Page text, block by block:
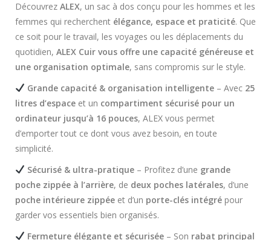
Découvrez ALEX, un sac à dos conçu pour les hommes et les
femmes qui recherchent élégance, espace et praticité. Que
ce soit pour le travail, les voyages ou les déplacements du
quotidien, ALEX Cuir vous offre une capacité généreuse et
une organisation optimale, sans compromis sur le style.
Grande capacité & organisation intelligente– Avec 25
litres d’espace et un compartiment sécurisé pour un
ordinateur jusqu’à 16 pouces, ALEX vous permet
d’emporter tout ce dont vous avez besoin, en toute
simplicité.
Sécurisé & ultra-pratique– Profitez d’une grande
poche zippée à l’arrière, de deux poches latérales, d’une
poche intérieure zippée et d’un porte-clés intégré pour
garder vos essentiels bien organisés.
Fermeture élégante et sécurisée– Son rabat principal